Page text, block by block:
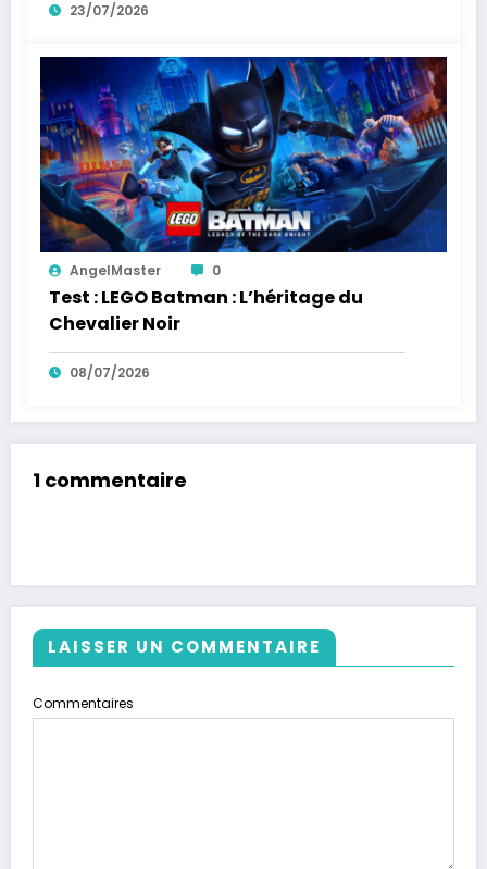
23/07/2026
AngelMaster 0
Test : LEGO Batman : L’héritage du
Chevalier Noir
08/07/2026
1 commentaire
LAISSER UN COMMENTAIRE
Commentaires